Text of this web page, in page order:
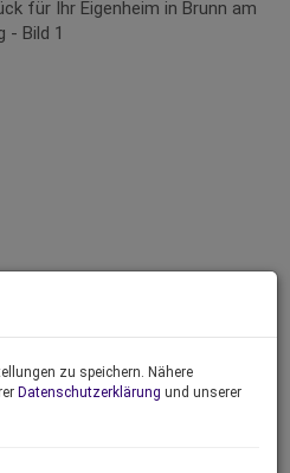
zu speichern. Nähere
Datenschutzerklärung und unserer